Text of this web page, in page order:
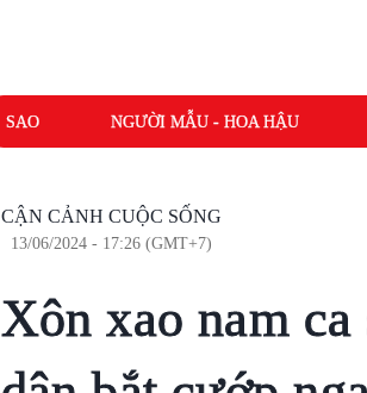
SAO NGƯỜI MẪU - HOA HẬU
CẬN CẢNH CUỘC SỐNG
13/06/2024 - 17:26 (GMT+7)
Xôn xao nam